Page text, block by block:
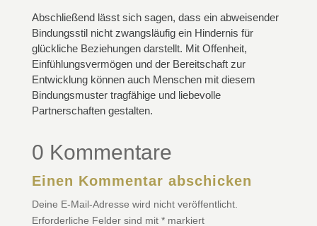
Abschließend lässt sich sagen, dass ein abweisender
Bindungsstil nicht zwangsläufig ein Hindernis für
glückliche Beziehungen darstellt. Mit Offenheit,
Einfühlungsvermögen und der Bereitschaft zur
Entwicklung können auch Menschen mit diesem
Bindungsmuster tragfähige und liebevolle
Partnerschaften gestalten.
0 Kommentare
Einen Kommentar abschicken
Deine E-Mail-Adresse wird nicht veröffentlicht.
Erforderliche Felder sind mit *markiert